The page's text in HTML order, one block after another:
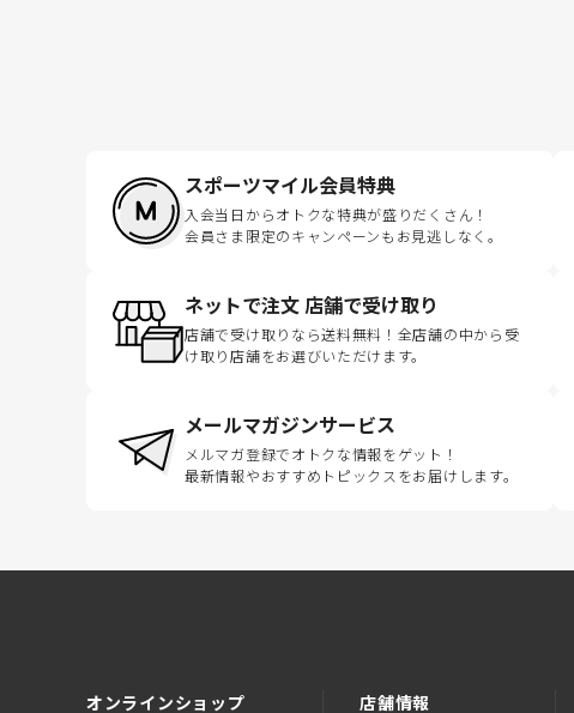
スポーツマイル会員特典
入会当日からオトクな特典が盛りだくさん！
会員さま限定のキャンペーンもお見逃しなく。
ネットで注文 店舗で受け取り
店舗で受け取りなら送料無料！全店舗の中から受
け取り店舗をお選びいただけます。
メールマガジンサービス
メルマガ登録でオトクな情報をゲット！
最新情報やおすすめトピックスをお届けします。
オンラインショップ 店舗情報